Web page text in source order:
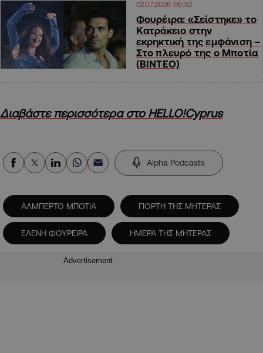
02.07.2026 09:52
Φουρέιρα: «Σείστηκε» το
Κατράκειο στην
εκρηκτική της εμφάνιση –
Στο πλευρό της ο Μποτία
(ΒΙΝΤΕΟ)
Διαβάστε περισσότερα στο HELLO!Cyprus
Alpha Podcasts
ΑΛΜΠΕΡΤΟ ΜΠΟΤΙΑ ΓΙΟΡΤΗ ΤΗΣ ΜΗΤΕΡΑΣ
ΕΛΕΝΗ ΦΟΥΡΕΙΡΑ ΗΜΕΡΑ ΤΗΣ ΜΗΤΕΡΑΣ
Advertisement